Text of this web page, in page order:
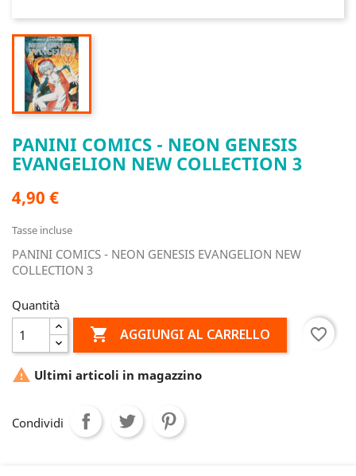
PANINI COMICS - NEON GENESIS
EVANGELION NEW COLLECTION 3
4,90 €
Tasse incluse
PANINI COMICS - NEON GENESIS EVANGELION NEW
COLLECTION 3
Quantità
 AGGIUNGI AL CARRELLO favorite_border
 Ultimi articoli in magazzino
Condividi